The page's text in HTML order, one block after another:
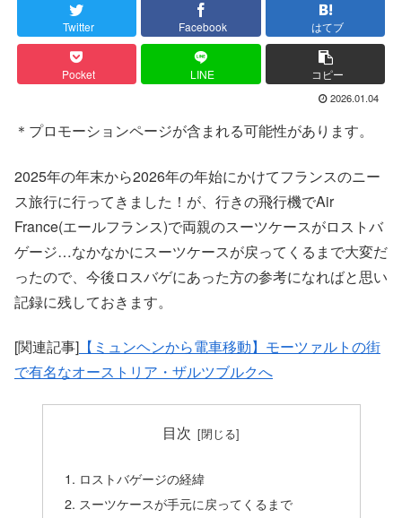
Twitter Facebook はてブ
Pocket LINE コピー
2026.01.04
＊プロモーションページが含まれる可能性があります。
2025年の年末から2026年の年始にかけてフランスのニー
ス旅行に行ってきました！が、行きの飛行機でAir
France(エールフランス)で両親のスーツケースがロストバ
ゲージ…なかなかにスーツケースが戻ってくるまで大変だ
ったので、今後ロスバゲにあった方の参考になればと思い
記録に残しておきます。
[関連記事] 【ミュンヘンから電車移動】モーツァルトの街
で有名なオーストリア・ザルツブルクへ
目次
ロストバゲージの経緯
スーツケースが手元に戻ってくるまで